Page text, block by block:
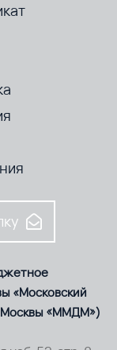
«Московский
Москвы «ММДМ»)